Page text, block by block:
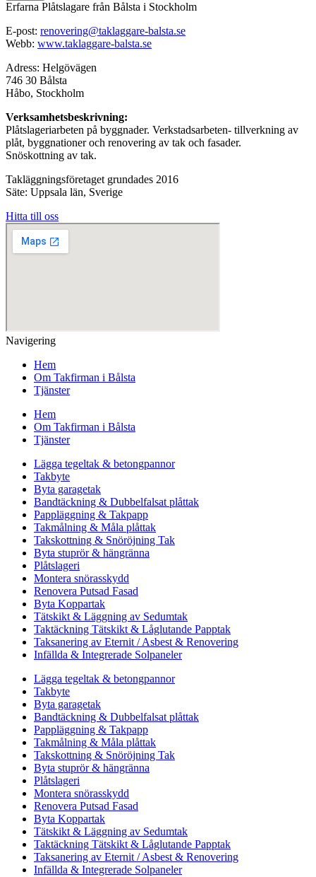
Erfarna Plåtslagare från Bålsta i Stockholm
E-post: renovering@taklaggare-balsta.se
Webb: www.taklaggare-balsta.se
Adress: Helgövägen
746 30 Bålsta
Håbo, Stockholm
Verksamhetsbeskrivning:
Plåtslageriarbeten på byggnader. Verkstadsarbeten- tillverkning av
plåt, byggnationer och renovering av tak och fasader.
Snöskottning av tak.
Takläggningsföretaget grundades 2016
Säte: Uppsala län, Sverige
Hitta till oss
Navigering
Hem
Om Takfirman i Bålsta
Tjänster
Hem
Om Takfirman i Bålsta
Tjänster
Lägga tegeltak & betongpannor
Takbyte
Byta garagetak
Bandtäckning & Dubbelfalsat plåttak
Pappläggning & Takpapp
Takmålning & Måla plåttak
Takskottning & Snöröjning Tak
Byta stuprör & hängränna
Plåtslageri
Montera snörasskydd
Renovera Putsad Fasad
Byta Koppartak
Tätskikt & Läggning av Sedumtak
Taktäckning Tätskikt & Låglutande Papptak
Taksanering av Eternit / Asbest & Renovering
Infällda & Integrerade Solpaneler
Lägga tegeltak & betongpannor
Takbyte
Byta garagetak
Bandtäckning & Dubbelfalsat plåttak
Pappläggning & Takpapp
Takmålning & Måla plåttak
Takskottning & Snöröjning Tak
Byta stuprör & hängränna
Plåtslageri
Montera snörasskydd
Renovera Putsad Fasad
Byta Koppartak
Tätskikt & Läggning av Sedumtak
Taktäckning Tätskikt & Låglutande Papptak
Taksanering av Eternit / Asbest & Renovering
Infällda & Integrerade Solpaneler